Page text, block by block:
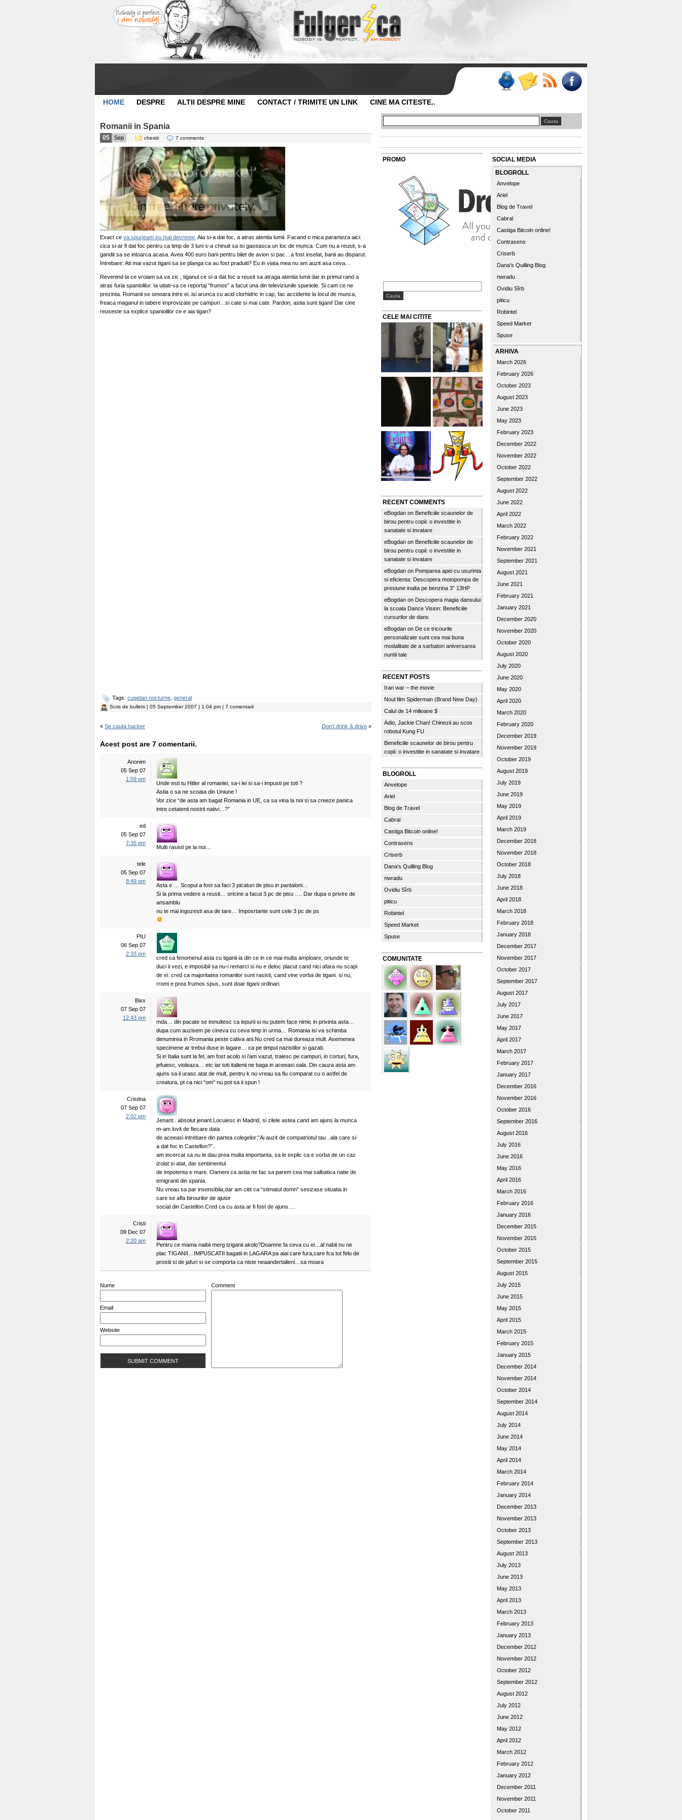
HOME DESPRE ALTII DESPRE MINE CONTACT / TRIMITE UN LINK CINE MA CITESTE..
Romanii in Spania
05 Sep chestii 7 comments
Exact ce va spuneam eu mai devreme . Ala si-a dat foc, a atras atentia lumii. Facand o mica paranteza aici:
cica si-ar fi dat foc pentru ca timp de 3 luni s-a chinuit sa isi gaseasca un loc de munca. Cum nu a reusit, s-a
gandit sa se intoarca acasa. Avea 400 euro bani pentru bilet de avion si pac…a fost inselat, banii au disparut.
Intrebare: Ati mai vazut tigani sa se planga ca au fost praduiti? Eu in viata mea nu am auzit asa ceva…
Revenind la ce vroiam sa va zic , tiganul ce si-a dat foc a reusit sa atraga atentia lumii dar in primul rand a
atras furia spaniolilor. Ia uitati-va ce reportaj “frumos” a facut una din televiziunile spaniole. Si cam ce ne
prezinta. Romanii se omoara intre ei..isi arunca cu acid clorhidric in cap, fac accidente la locul de munca,
freaca maganul in tabere improvizate pe campuri…si cate si mai cate. Pardon, astia sunt tigani! Dar cine
reuseste sa explice spaniolilor ce e aia tigan?
Tags: cugetari nocturne general
Scris de bullets | 05 September 2007 | 1:04 pm | 7 comentarii
« Se cauta hacker Don’t drink & drive »
Acest post are 7 comentarii.
Anonim
05 Sep 07
1:59 pm
Unde esti tu Hitler al romaniei, sa-i iei si sa-i impusti pe toti ?
Astia o sa ne scoata din Uniune !
Vor zice “de asta am bagat Romania in UE, ca sa vina la noi si sa creeze panica
intre cetatenii nostrii nativi…?”
ed
05 Sep 07
7:35 pm
Multi rasisti pe la noi…
tele
05 Sep 07
8:49 pm
Asta e … Scopul a fost sa faci 3 picaturi de pisu in pantaloni…
Si la prima vedere a reusit… oricine a facut 3 pc de pisu …. Dar dupa o privire de
ansamblu
nu te mai ingozesti asa de tare… Imposrtante sunt cele 3 pc de ps
PIU
06 Sep 07
2:33 pm
cred ca fenomenul asta cu tiganii ia din ce in ce mai multa amploare, oriunde te
duci ii vezi, e imposibil sa nu-i remarci si nu e deloc placut cand nici afara nu scapi
de ei. cred ca majoritatea romanilor sunt rasisti, cand vine vorba de tigani. si nu,
rromi e prea frumos spus, sunt doar tigani ordinari.
Bixx
07 Sep 07
12:43 pm
mda… din pacate se inmultesc ca iepurii si nu putem face nimic in privinta asta…
dupa cum auzisem pe cineva cu ceva timp in urma… Romania isi va schimba
denumirea in Rromania peste cativa ani.Nu cred ca mai dureaza mult. Asemenea
specimene ar trebui duse in lagare… ca pe timpul nazistilor si gazati.
Si in Italia sunt la fel, am fost acolo si i’am vazut, traiesc pe campuri, in corturi, fura,
jefuiesc, violeaza… etc iar toti italienii ne baga in aceeasi oala. Din cauza asta am
ajuns sa ii urasc atat de mult, pentru k nu vreau sa fiu comparat cu o astfel de
creatura, pt ca nici “om” nu pot sa ii spun !
Cristina
07 Sep 07
2:02 pm
Jenant.. absolut jenant.Locuiesc in Madrid, si zilele astea cand am ajuns la munca
m-am lovit de fiecare data
de aceeasi intrebare din partea colegelor:”Ai auzit de compatriotul tau ..ala care si-
a dat foc in Castellon?”..
am incercat sa nu le dau prea multa importanta, sa le explic ca e vorba de un caz
izolat si atat, dar sentimentul
de impotenta e mare. Oameni ca astia ne fac sa parem cea mai salbatica natie de
emigranti din spania.
Nu vreau sa par insensibila,dar am citit ca “stimatul domn” sesizase situatia in
care se afla birourilor de ajutor
social din Castellon.Cred ca cu asta ar fi fost de ajuns….
Cristi
09 Dec 07
2:20 am
Pentru ce mama naibii merg tziganii akolo?Doamne fa ceva cu ei…al nabii nu ne
plac TIGANII…IMPUSCATII bagatii in LAGARA pa aiai care fura,care fca tot felu de
prostii si de jafuri si se comporta ca niste neaandertalieni…sa moara
Nume
Email
Website
Comment
PROMO
CELE MAI CITITE
RECENT COMMENTS
eBogdan on Beneficiile scaunelor de
birou pentru copii: o investitie in
sanatate si invatare
eBogdan on Beneficiile scaunelor de
birou pentru copii: o investitie in
sanatate si invatare
eBogdan on Pomparea apei cu usurinta
si eficienta: Descopera motopompa de
presiune inalta pe benzina 3″ 13HP
eBogdan on Descopera magia dansului
la scoala Dance Vision: Beneficiile
cursurilor de dans
eBogdan on De ce tricourile
personalizate sunt cea mai buna
modalitate de a sarbatori aniversarea
nuntii tale
RECENT POSTS
Iran war – the movie
Noul film Spiderman (Brand New Day)
Calul de 14 milioane $
Adio, Jackie Chan! Chinezii au scos
robotul Kung FU
Beneficiile scaunelor de birou pentru
copii: o investitie in sanatate si invatare
BLOGROLL
Anvelope
Ariel
Blog de Travel
Cabral
Castiga Bitcoin online!
Contrasens
Criserb
Dana's Quilling Blog
nwradu
Ovidiu Sîrb
piticu
Robintel
Speed Market
Spuse
COMUNITATE
SOCIAL MEDIA
BLOGROLL
Anvelope
Ariel
Blog de Travel
Cabral
Castiga Bitcoin online!
Contrasens
Criserb
Dana's Quilling Blog
nwradu
Ovidiu Sîrb
piticu
Robintel
Speed Market
Spuse
ARHIVA
March 2026
February 2026
October 2023
August 2023
June 2023
May 2023
February 2023
December 2022
November 2022
October 2022
September 2022
August 2022
June 2022
April 2022
March 2022
February 2022
November 2021
September 2021
August 2021
June 2021
February 2021
January 2021
December 2020
November 2020
October 2020
August 2020
July 2020
June 2020
May 2020
April 2020
March 2020
February 2020
December 2019
November 2019
October 2019
August 2019
July 2019
June 2019
May 2019
April 2019
March 2019
December 2018
November 2018
October 2018
July 2018
June 2018
April 2018
March 2018
February 2018
January 2018
December 2017
November 2017
October 2017
September 2017
August 2017
July 2017
June 2017
May 2017
April 2017
March 2017
February 2017
January 2017
December 2016
November 2016
October 2016
September 2016
August 2016
July 2016
June 2016
May 2016
April 2016
March 2016
February 2016
January 2016
December 2015
November 2015
October 2015
September 2015
August 2015
July 2015
June 2015
May 2015
April 2015
March 2015
February 2015
January 2015
December 2014
November 2014
October 2014
September 2014
August 2014
July 2014
June 2014
May 2014
April 2014
March 2014
February 2014
January 2014
December 2013
November 2013
October 2013
September 2013
August 2013
July 2013
June 2013
May 2013
April 2013
March 2013
February 2013
January 2013
December 2012
November 2012
October 2012
September 2012
August 2012
July 2012
June 2012
May 2012
April 2012
March 2012
February 2012
January 2012
December 2011
November 2011
October 2011